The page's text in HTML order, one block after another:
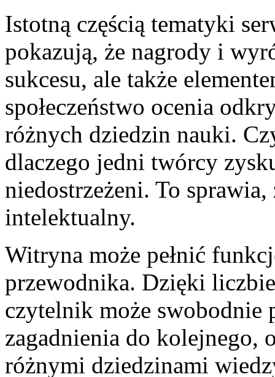
Istotną częścią tematyki
pokazują, że nagrody i
sukcesu, ale także
społeczeństwo ocenia
różnych dziedzin nauki.
dlaczego jedni twórcy
niedostrzeżeni. To
intelektualny.
Witryna może pełnić
przewodnika. Dzięki
czytelnik może swobodnie
zagadnienia do kolejnego,
różnymi dziedzinami